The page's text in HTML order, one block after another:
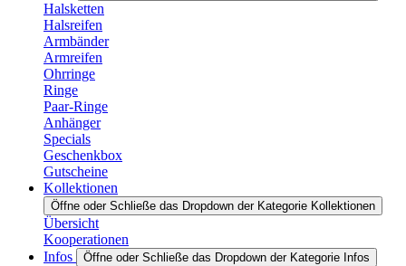
Halsketten
Halsreifen
Armbänder
Armreifen
Ohrringe
Ringe
Paar-Ringe
Anhänger
Specials
Geschenkbox
Gutscheine
Kollektionen
Öffne oder Schließe das Dropdown der Kategorie Kollektionen
Übersicht
Kooperationen
Infos
Öffne oder Schließe das Dropdown der Kategorie Infos